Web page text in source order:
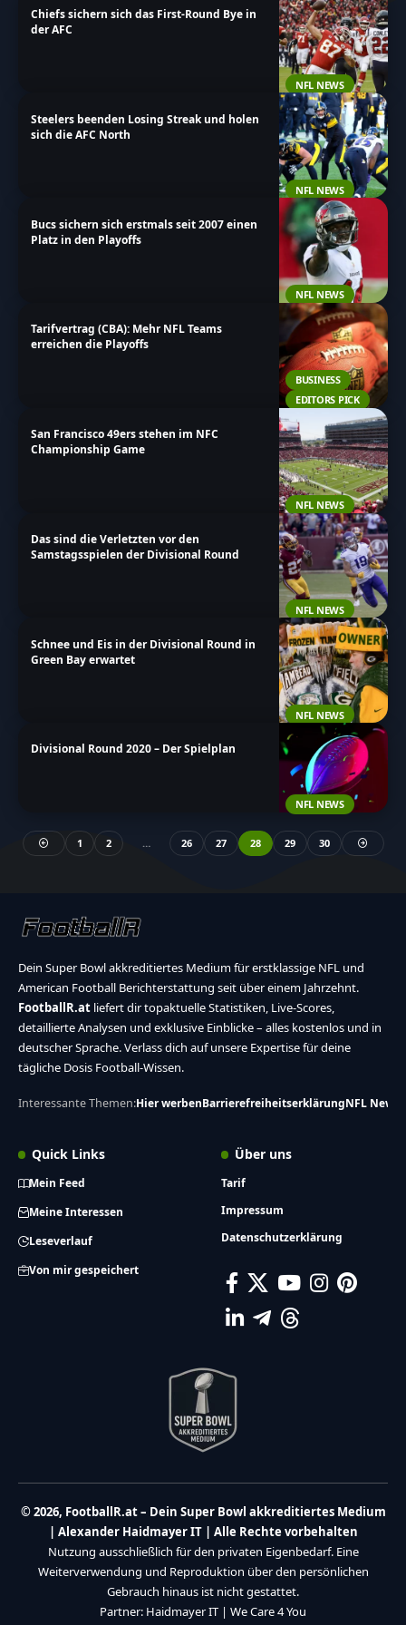
und bleibe immer auf dem neuesten Stand!
NFL NEWS
Chiefs sichern sich das First-Round Bye in
der AFC
NFL NEWS
Steelers beenden Losing Streak und holen
sich die AFC North
NFL NEWS
Bucs sichern sich erstmals seit 2007 einen
Platz in den Playoffs
BUSINESS
EDITORS PICK
Tarifvertrag (CBA): Mehr NFL Teams
erreichen die Playoffs
NFL NEWS
San Francisco 49ers stehen im NFC
Championship Game
NFL NEWS
Das sind die Verletzten vor den
Samstagsspielen der Divisional Round
NFL NEWS
Schnee und Eis in der Divisional Round in
Green Bay erwartet
NFL NEWS
Divisional Round 2020 – Der Spielplan
1 2 … 26 27 28 29 30
Dein Super Bowl akkreditiertes Medium für erstklassige NFL und
American Football Berichterstattung seit über einem Jahrzehnt.
FootballR.at liefert dir topaktuelle Statistiken, Live-Scores,
detaillierte Analysen und exklusive Einblicke – alles kostenlos und in
deutscher Sprache. Verlass dich auf unsere Expertise für deine
tägliche Dosis Football-Wissen.
Interessante Themen:Hier werbenBarrierefreiheitserklärungNFL News
Quick Links
Mein Feed
Meine Interessen
Leseverlauf
Von mir gespeichert
Über uns
Tarif
Impressum
Datenschutzerklärung
© 2026, FootballR.at – Dein Super Bowl akkreditiertes Medium
| Alexander Haidmayer IT | Alle Rechte vorbehalten
Nutzung ausschließlich für den privaten Eigenbedarf. Eine
Weiterverwendung und Reproduktion über den persönlichen
Gebrauch hinaus ist nicht gestattet.
Partner: Haidmayer IT | We Care 4 You